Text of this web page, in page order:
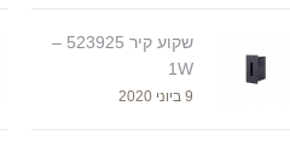
שקוע קיר 523925 –
1W
9 ביוני 2020